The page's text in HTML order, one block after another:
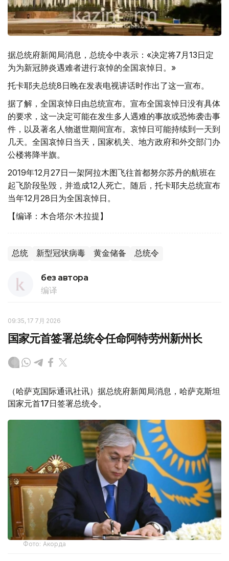
据总统府新闻局消息，总统令中表示：«决定将7月13日定
为为新冠肺炎遇难者进行哀悼的全国哀悼日。»
托卡耶夫总统8日晚在发表电视讲话时作出了这一宣布。
据了解，全国哀悼日由总统宣布。宣布全国哀悼日没有具体
的要求，这一决定可能在发生多人遇难的事故或恐怖袭击事
件，以及著名人物逝世期间宣布。哀悼日可能持续到一天到
几天。全国哀悼日当天，国家机关、地方政府和外交部门办
公楼将降半旗。
2019年12月27日一架阿拉木图飞往首都努尔苏丹的航班在
起飞阶段坠毁，并造成12人死亡。随后，托卡耶夫总统宣布
当年12月28日为全国哀悼日。
【编译：木合塔尔·木拉提】
总统 新型冠状病毒 黄金储备 总统令
без автора
编译
09:35, 17 7月 2026
国家元首签署总统令任命阿特劳州新州长
（哈萨克国际通讯社讯）据总统府新闻局消息，哈萨克斯坦
国家元首17日签署总统令。
Фото: Акорда